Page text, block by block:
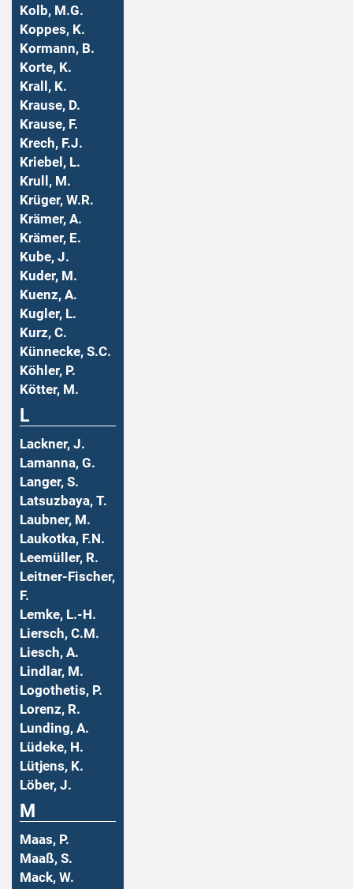
Kolb, M.G.
Koppes, K.
Kormann, B.
Korte, K.
Krall, K.
Krause, D.
Krause, F.
Krech, F.J.
Kriebel, L.
Krull, M.
Krüger, W.R.
Krämer, A.
Krämer, E.
Kube, J.
Kuder, M.
Kuenz, A.
Kugler, L.
Kurz, C.
Künnecke, S.C.
Köhler, P.
Kötter, M.
L
Lackner, J.
Lamanna, G.
Langer, S.
Latsuzbaya, T.
Laubner, M.
Laukotka, F.N.
Leemüller, R.
Leitner-Fischer,
F.
Lemke, L.-H.
Liersch, C.M.
Liesch, A.
Lindlar, M.
Logothetis, P.
Lorenz, R.
Lunding, A.
Lüdeke, H.
Lütjens, K.
Löber, J.
M
Maas, P.
Maaß, S.
Mack, W.